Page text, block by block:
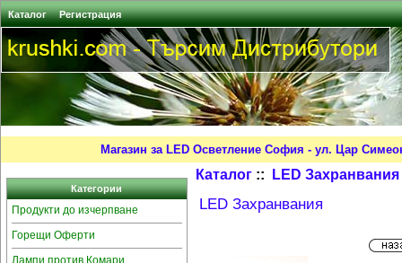
Каталог Регистрация
Магазин за LED Осветление София - ул. Цар
Категории
Продукти до изчерпване
Горещи Оферти
Каталог :: LED Захранвания
LED Захранвания